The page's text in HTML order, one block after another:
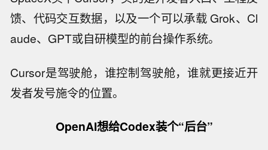
馈、代码交互数据，以及一个可以承载 Grok、Cl
aude、GPT或自研模型的前台操作系统。
Cursor是驾驶舱，谁控制驾驶舱，谁就更接近开
发者发号施令的位置。
OpenAI想给Codex装个“后台”